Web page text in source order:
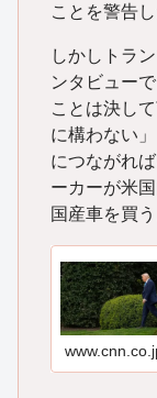
ことを警告
しかしトラ
ンタビュー
ことは決し
に構わない
につながれ
ーカーが米
国産車を買